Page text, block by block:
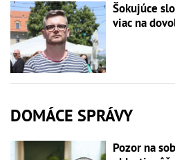
Šokujúce
viac na
DOMÁCE SPRÁVY
Pozor na